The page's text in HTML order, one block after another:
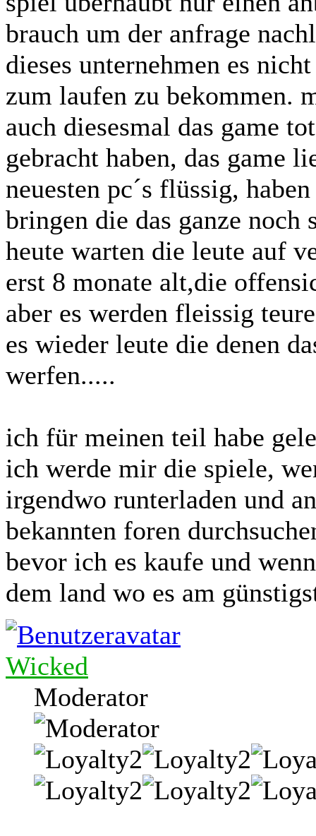
brauch um der anfrage
dieses unternehmen es
zum laufen zu bekommen.
auch diesesmal das game
gebracht haben, das game
neuesten pc´s flüssig,
bringen die das ganze noch
heute warten die leute auf
erst 8 monate alt,die
aber es werden fleissig
es wieder leute die denen
werfen.....
ich für meinen teil habe
ich werde mir die spiele,
irgendwo runterladen und
bekannten foren
bevor ich es kaufe und
dem land wo es am
Wicked
Moderator